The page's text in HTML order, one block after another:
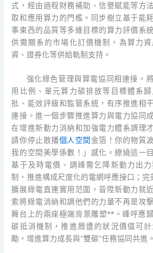
式，經由過程財務補助、信譽賦能等方
取和應用算力的門檻。同步樹立基于能
事東西的品質等多維目標的算力評價系
供需關系的市場化訂價機制，為算力
資、證券化等供給軌制支持。
強化綠色管理與算電協同相連接。
用比例、單元算力碳排放等目標體系
批、能效評級和監管系統，有序推進相
連接。進一個步驟推進算力與電力協同
在增進新動力消納和加強電力體系調理
請你停止散播個人空間金箔！你的物質
我的空間美學係數！」感化。繚繞這一
基于及時電價、調峰需乞降新動力出
制，推進構成尺度化的電網呼應接口；完
擴展綠電直連實用范圍，晉陞新動力就
索將綠電消納和調他們的力量不再是攻
舞台上的兩座極端背景雕塑**。峰呼應
碳抵消機制，推進周遭的狀況價值可
勵，增進算力成長與“雙碳”任務協同共進。